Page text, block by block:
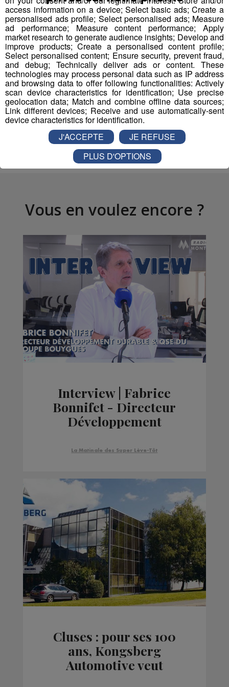
mp3
D'autres sites commele lac d'Annecyrecevront
une aide promotionnelle pour leurpermettrede
renforcer leurs actions de communicationvis à vis
du grand public.
Partager sur Facebook
Partager sur Twitter
Vous en voulez encore ?
Interview | Fabrice
Bonnifet - Directeur
Développement
Groupe Bouygues
La Matinale des Super Lève-Tôt
Cluses : pour ses 100
ans, Kongsberg
Automotive veut
access information on a device; Select basic ads; Create a
personalised ads profile; Select personalised ads; Measure
ad performance; Measure content performance; Apply
market research to generate audience insights; Develop and
improve products; Create a personalised content profile;
Select personalised content; Ensure security, prevent fraud,
and debug; Technically deliver ads or content. These
technologies may process personal data such as IP address
and browsing data to offer following functionalities: Actively
scan device characteristics for identification; Use precise
geolocation data; Match and combine offline data sources;
Link different devices; Receive and use automatically-sent
device characteristics for identification.
J'ACCEPTE
JE REFUSE
PLUS D'OPTIONS